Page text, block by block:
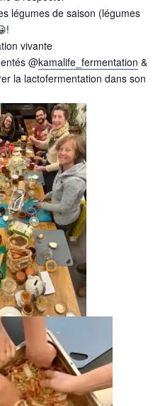
légumes de saison (légumes
vivante
@kamalife_fermentation &
la lactofermentation dans son